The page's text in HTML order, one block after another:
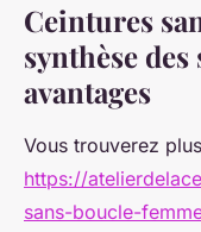
Ceintures
synthèse des
avantages
Vous trouverez
https://
sans-boucle-